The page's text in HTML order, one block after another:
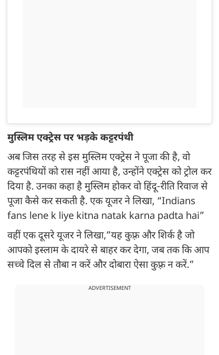
मुस्लिम एक्ट्रेस पर भड़के कट्टरपंथी
अब जिस तरह से इस मुस्लिम एक्ट्रेस ने पूजा की है, वो
कट्टरपंथियों को रास नहीं आया है, उन्होंने एक्ट्रेस को ट्रोल कर
दिया है. उनका कहा है मुस्लिम होकर वो हिंदू-रीति रिवाज से
पूजा कैसे कर सकती है. एक यूजर ने लिखा, “Indians
fans lene k liye kitna natak karna padta hai”
वहीं एक दूसरे यूजर ने लिखा,”यह कुफ़्र और शिर्क है जो
आपको इस्लाम के दायरे से बाहर कर देगा, जब तक कि आप
सच्चे दिल से तौबा न करें और दोबारा ऐसा कुफ़्र न करें.”
ADVERTISEMENT